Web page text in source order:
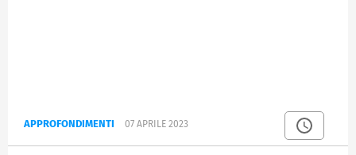
APPROFONDIMENTI 07 APRILE 2023